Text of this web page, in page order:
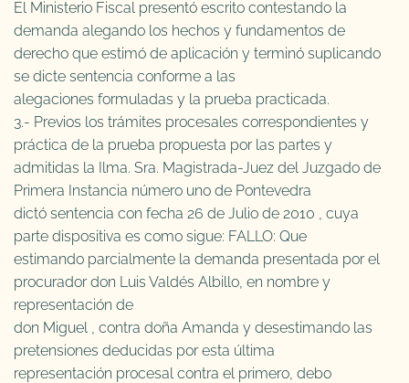
El Ministerio Fiscal presentó escrito contestando la
demanda alegando los hechos y fundamentos de
derecho que estimó de aplicación y terminó suplicando
se dicte sentencia conforme a las
alegaciones formuladas y la prueba practicada.
3.- Previos los trámites procesales correspondientes y
práctica de la prueba propuesta por las partes y
admitidas la Ilma. Sra. Magistrada-Juez del Juzgado de
Primera Instancia número uno de Pontevedra
dictó sentencia con fecha 26 de Julio de 2010 , cuya
parte dispositiva es como sigue: FALLO: Que
estimando parcialmente la demanda presentada por el
procurador don Luis Valdés Albillo, en nombre y
representación de
don Miguel , contra doña Amanda y desestimando las
pretensiones deducidas por esta última
representación procesal contra el primero, debo